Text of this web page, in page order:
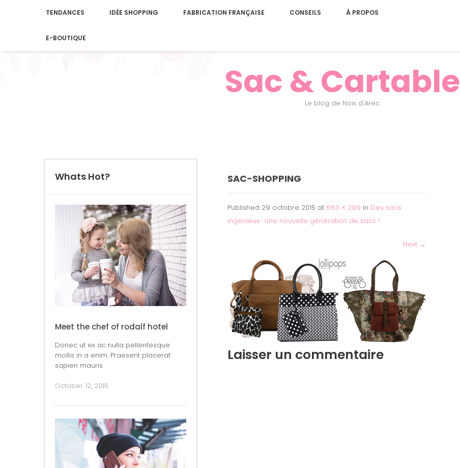
TENDANCES IDÉE SHOPPING FABRICATION FRANÇAISE CONSEILS À PROPOS
E-BOUTIQUE
Sac & Cartable
Le blog de Noix d'Arec
Whats Hot?
Meet the chef of rodalf hotel
Donec ut ex ac nulla pellentesque
mollis in a enim. Praesent placerat
sapien mauris
October 12, 2015
SAC-SHOPPING
Published 29 octobre 2015 at 683 × 299 in Des sacs
ingénieux : une nouvelle génération de sacs !
Next →
Laisser un commentaire